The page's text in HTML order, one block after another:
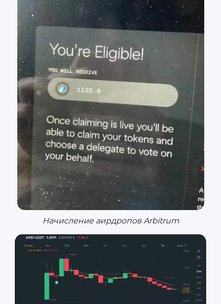
Начисление аирдропов Arbitrum